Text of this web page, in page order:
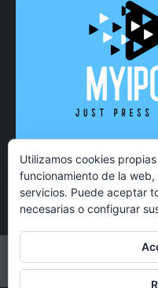
Utilizamos cookies
funcionamiento de la
servicios. Puede aceptar
necesarias o configurar